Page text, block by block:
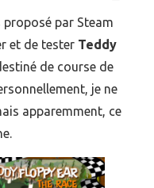
par Steam
et de tester Teddy
de course de
je ne
apparemment, ce